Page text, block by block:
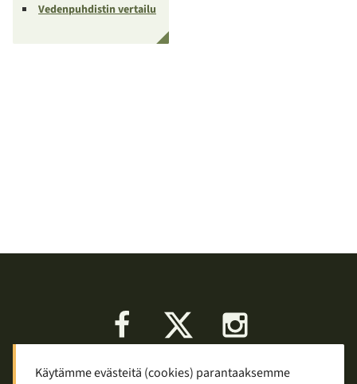
Vedenpuhdistin vertailu
Facebook
Keskustelu Palaute Tietosuoja
Käytämme evästeitä (cookies) parantaaksemme